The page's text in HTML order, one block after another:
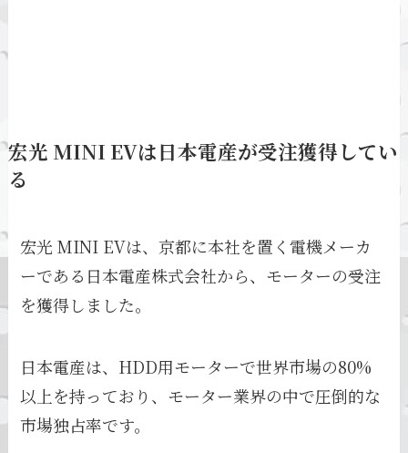
宏光 MINI EVは日本電産が受注獲得してい
る
宏光 MINI EVは、京都に本社を置く電機メーカ
ーである日本電産株式会社から、モーターの受注
を獲得しました。
日本電産は、HDD用モーターで世界市場の80%
以上を持っており、モーター業界の中で圧倒的な
市場独占率です。